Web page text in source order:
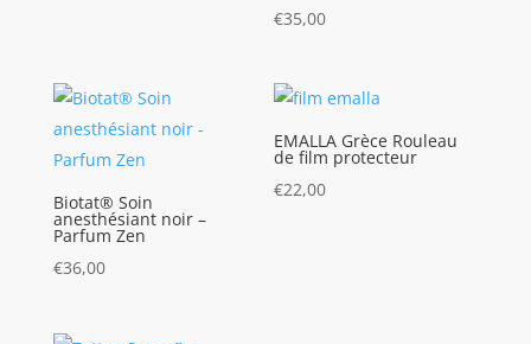
€35,00
Biotat® Soin
anesthésiant noir –
Parfum Zen
€36,00
EMALLA Grèce Rouleau
de film protecteur
€22,00